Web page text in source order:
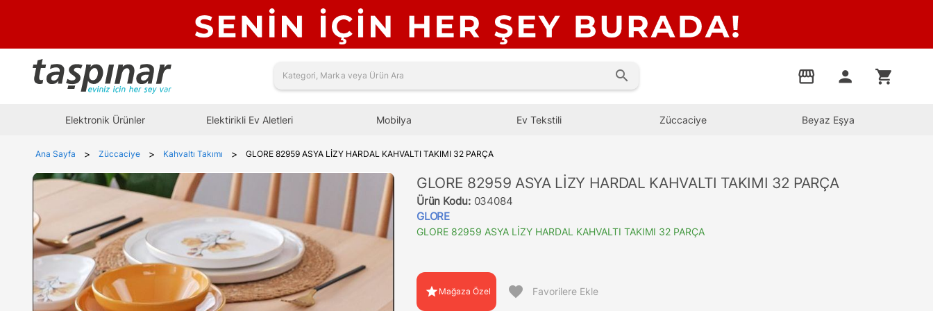
search storefront person shopping_cart
Elektronik Ürünler Elektirikli Ev Aletleri Mobilya Ev Tekstili Züccaciye Beyaz Eşya
Ana Sayfa > Züccaciye > Kahvaltı Takımı > GLORE 82959 ASYA LİZY HARDAL KAHVALTI TAKIMI 32 PARÇA
GLORE 82959 ASYA LİZY HARDAL KAHVALTI TAKIMI 32 PARÇA
Ürün Kodu: 034084
GLORE
GLORE 82959 ASYA LİZY HARDAL KAHVALTI TAKIMI 32 PARÇA
star Mağaza Özel favorite Favorilere Ekle